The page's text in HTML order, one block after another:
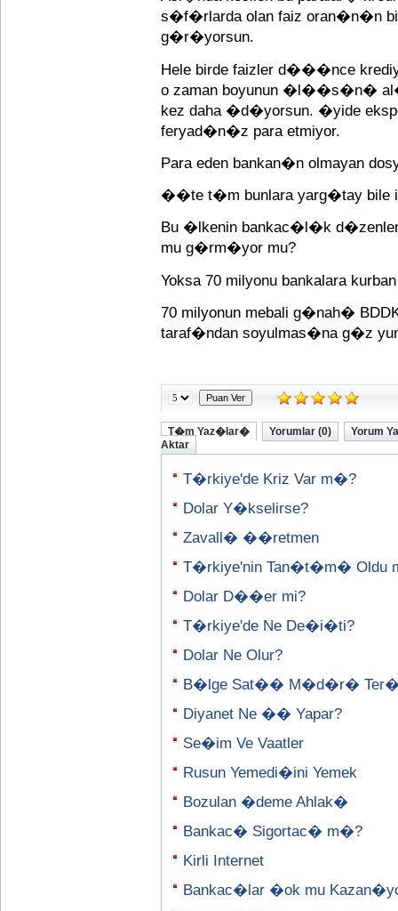
s�f�rlarda olan faiz
g�r�yorsun.
Hele birde faizler d���nce
o zaman boyunun �l��s�n�
kez daha �d�yorsun. �yide
feryad�n�z para etmiyor.
Para eden bankan�n olmayan
��te t�m bunlara yarg�tay bile
Bu �lkenin bankac�l�k
mu g�rm�yor mu?
Yoksa 70 milyonu bankalara
70 milyonun mebali g�nah�
taraf�ndan soyulmas�na g�z
T�m Yaz�lar� Yorumlar (0)
Yorum
Aktar
T�rkiye'de Kriz Var m�?
Dolar Y�kselirse?
Zavall� ��retmen
T�rkiye'nin Tan�t�m� Oldu
Dolar D��er mi?
T�rkiye'de Ne De�i�ti?
Dolar Ne Olur?
B�lge Sat�� M�d�r�
Diyanet Ne �� Yapar?
Se�im Ve Vaatler
Rusun Yemedi�ini Yemek
Bozulan �deme Ahlak�
Bankac� Sigortac� m�?
Kirli Internet
Bankac�lar �ok mu